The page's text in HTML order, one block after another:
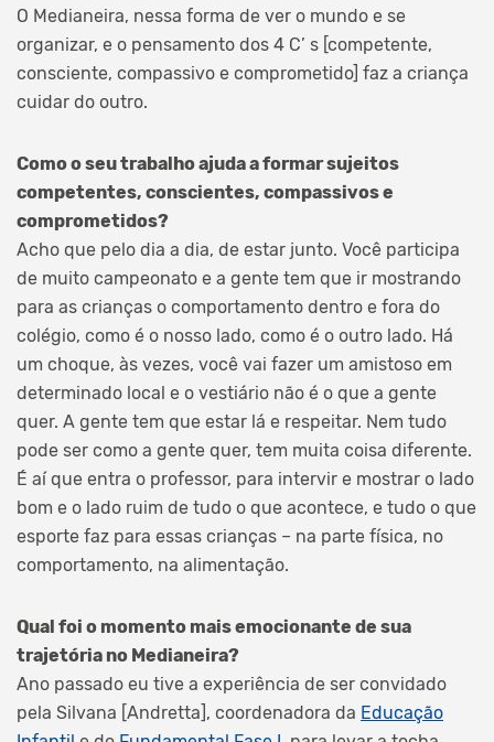
O Medianeira, nessa forma de ver o mundo e se
organizar, e o pensamento dos 4 C’ s [competente,
consciente, compassivo e comprometido] faz a criança
cuidar do outro.
Como o seu trabalho ajuda a formar sujeitos
competentes, conscientes, compassivos e
comprometidos?
Acho que pelo dia a dia, de estar junto. Você participa
de muito campeonato e a gente tem que ir mostrando
para as crianças o comportamento dentro e fora do
colégio, como é o nosso lado, como é o outro lado. Há
um choque, às vezes, você vai fazer um amistoso em
determinado local e o vestiário não é o que a gente
quer. A gente tem que estar lá e respeitar. Nem tudo
pode ser como a gente quer, tem muita coisa diferente.
É aí que entra o professor, para intervir e mostrar o lado
bom e o lado ruim de tudo o que acontece, e tudo o que
esporte faz para essas crianças – na parte física, no
comportamento, na alimentação.
Qual foi o momento mais emocionante de sua
trajetória no Medianeira?
Ano passado eu tive a experiência de ser convidado
pela Silvana [Andretta], coordenadora da Educação